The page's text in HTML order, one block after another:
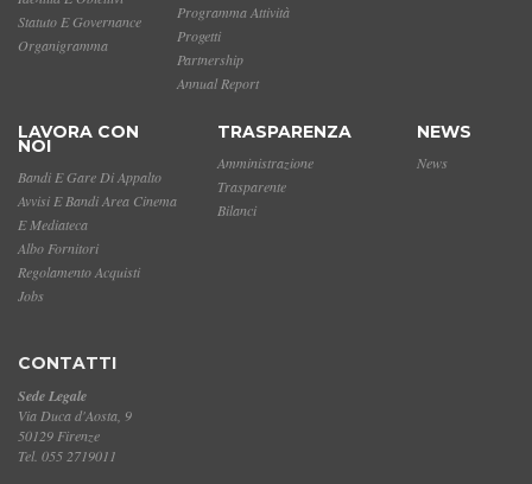
Statuto E Governance
Organigramma
Programma Attività
Progetti
Partnership
Annual Report
LAVORA CON
NOI
Bandi E Gare Di Appalto
Avvisi E Bandi Area Cinema
E Mediateca
Albo Fornitori
Regolamento Acquisti
Jobs
TRASPARENZA
Amministrazione
Trasparente
Bilanci
NEWS
News
CONTATTI
Sede Legale
Via Duca d'Aosta, 9
50129 Firenze
Tel. 055 2719011